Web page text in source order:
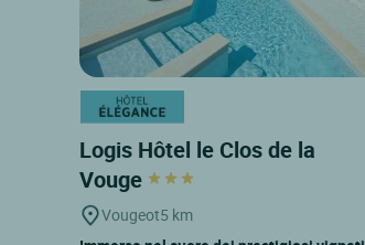
Logis Hôtel le Clos de la
Vouge
Vougeot5 km